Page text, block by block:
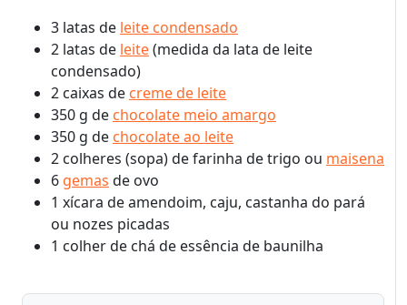
3 latas de leite condensado
2 latas de leite(medida da lata de leite
condensado)
2 caixas de creme de leite
350 g de chocolate meio amargo
350 g de chocolate ao leite
2 colheres (sopa) de farinha de trigo ou maisena
6 gemas de ovo
1 xícara de amendoim, caju, castanha do pará
ou nozes picadas
1 colher de chá de essência de baunilha